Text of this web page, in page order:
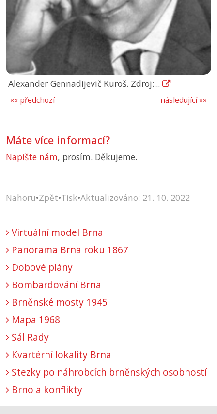
Alexander Gennadijevič Kuroš. Zdroj:...
následující »»
«« předchozí
Máte více informací?
Napište nám, prosím. Děkujeme.
Nahoru•Zpět•Tisk•Aktualizováno: 21. 10. 2022
Virtuální model Brna
Panorama Brna roku 1867
Dobové plány
Bombardování Brna
Brněnské mosty 1945
Mapa 1968
Sál Rady
Kvartérní lokality Brna
Stezky po náhrobcích brněnských osobností
Brno a konflikty